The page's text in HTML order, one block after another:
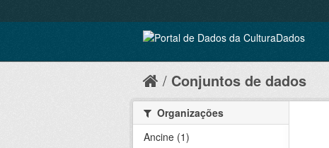
Conjuntos de dados
Organizações
Ancine (1)